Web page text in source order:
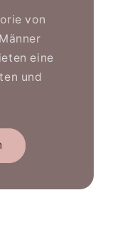
von
eine
und